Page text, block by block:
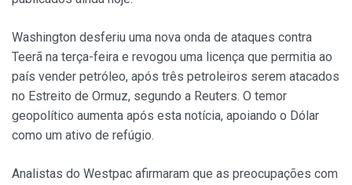
Washington desferiu uma nova onda de ataques contra
Teerã na terça-feira e revogou uma licença que permitia ao
país vender petróleo, após três petroleiros serem atacados
no Estreito de Ormuz, segundo a Reuters. O temor
geopolítico aumenta após esta notícia, apoiando o Dólar
como um ativo de refúgio.
Analistas do Westpac afirmaram que as preocupações com